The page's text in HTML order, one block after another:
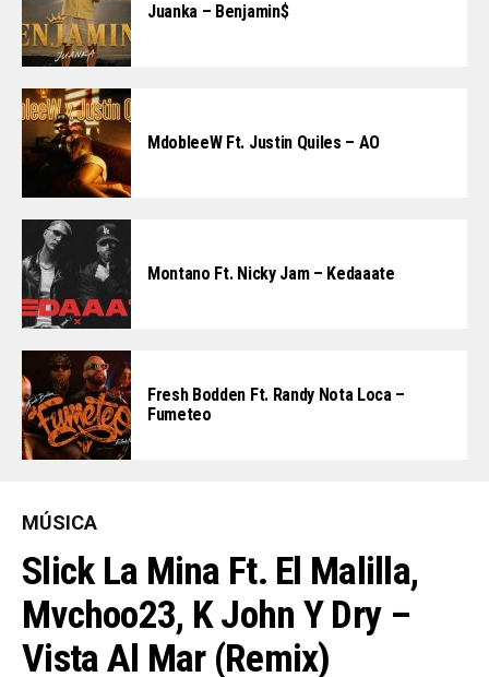
Juanka – Benjamin$
MdobleeW Ft. Justin Quiles – AO
Montano Ft. Nicky Jam – Kedaaate
Fresh Bodden Ft. Randy Nota Loca –
Fumeteo
MÚSICA
Slick La Mina Ft. El Malilla,
Mvchoo23, K John Y Dry –
Vista Al Mar (Remix)